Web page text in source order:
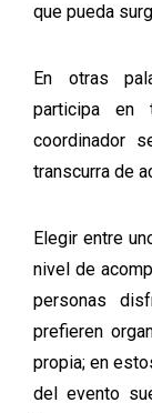
que pueda
En otras
participa en
coordinador
transcurra de
Elegir entre
nivel de
personas
prefieren
propia; en
del evento